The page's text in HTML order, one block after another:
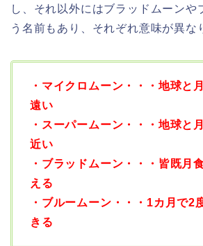
し、それ以外にはブラッドムーンや
う名前もあり、それぞれ意味が異な
・マイクロムーン・・・地球と
遠い
・スーパームーン・・・地球と
近い
・ブラッドムーン・・・皆既月
える
・ブルームーン・・・1カ月で2
きる